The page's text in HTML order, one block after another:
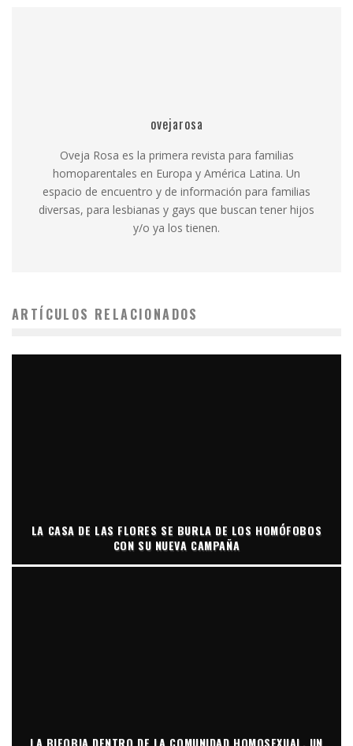
ovejarosa
Oveja Rosa es la primera revista para familias
homoparentales en Europa y América Latina. Un
espacio de encuentro y de información para familias
diversas, para lesbianas y gays que buscan tener hijos
y/o ya los tienen.
ARTÍCULOS RELACIONADOS
LA CASA DE LAS FLORES SE BURLA DE LOS HOMÓFOBOS
CON SU NUEVA CAMPAÑA
LA BIFOBIA DENTRO DE LA COMUNIDAD HOMOSEXUAL. UN